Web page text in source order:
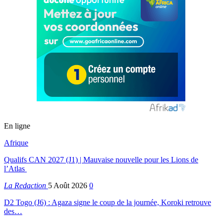
En ligne
Afrique
Qualifs CAN 2027 (J1) | Mauvaise nouvelle pour les Lions de
l’Atlas
La Redaction 5 Août 2026 0
D2 Togo (J6) : Agaza signe le coup de la journée, Koroki retrouve
des…